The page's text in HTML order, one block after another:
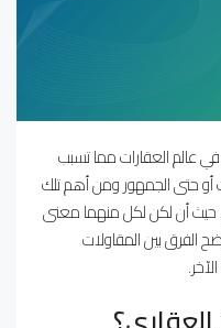
عالم العقارات مما تسبب
أو حتى الجمهور ومن أهم تلك
حيث أن لكن لكل منهما معنى
الفرق بين المقاولات